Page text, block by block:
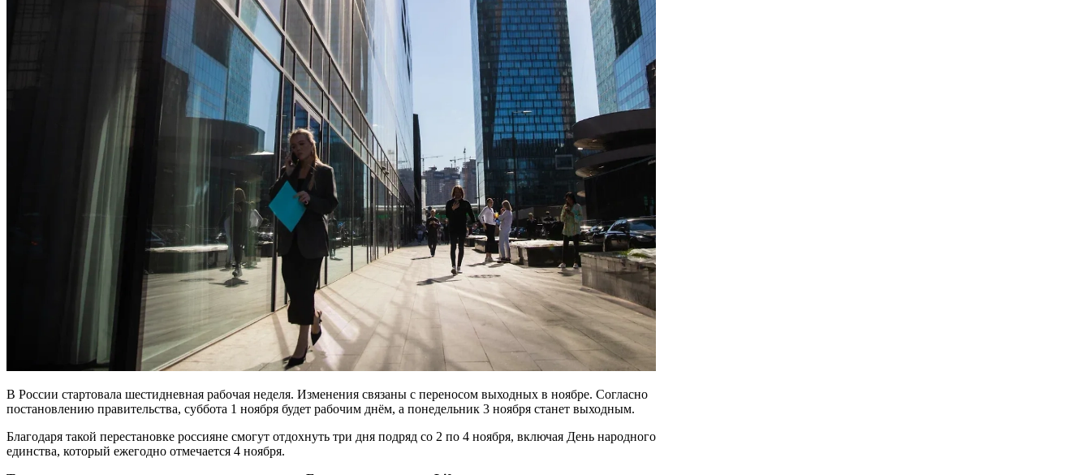
В России стартовала шестидневная рабочая неделя. Изменения связаны с переносом выходных в ноябре. Согласно
постановлению правительства, суббота 1 ноября будет рабочим днём, а понедельник 3 ноября станет выходным.
Благодаря такой перестановке россияне смогут отдохнуть три дня подряд со 2 по 4 ноября, включая День народного
единства, который ежегодно отмечается 4 ноября.